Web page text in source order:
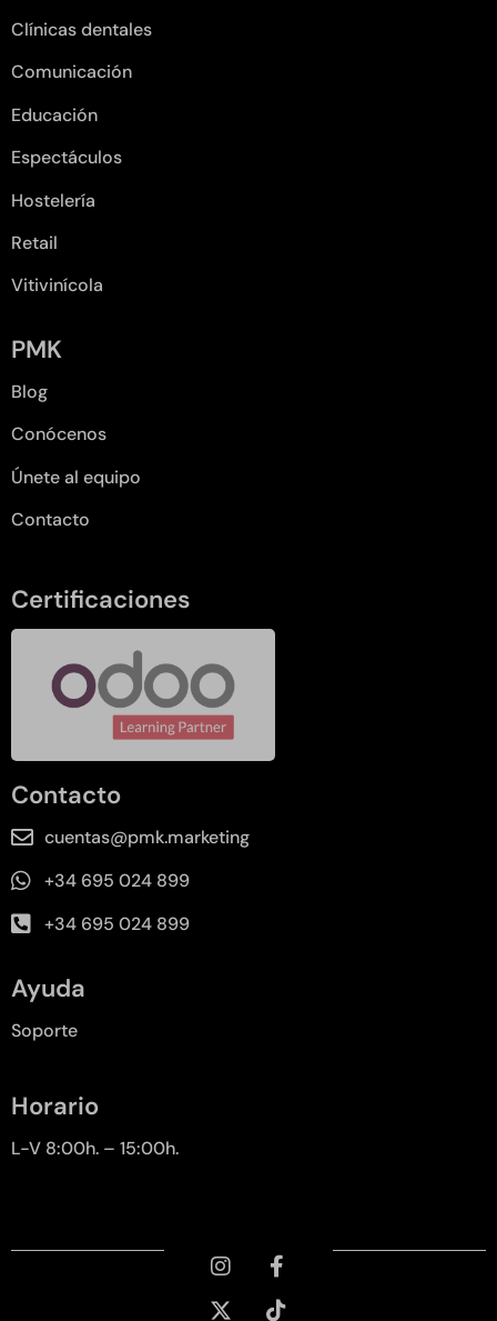
Clínicas dentales
Comunicación
Educación
Espectáculos
Hostelería
Retail
Vitivinícola
PMK
Blog
Conócenos
Únete al equipo
Contacto
Certificaciones
Contacto
cuentas@pmk.marketing
+34 695 024 899
+34 695 024 899
Ayuda
Soporte
Horario
L-V 8:00h. – 15:00h.